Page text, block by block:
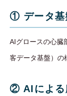
① データ基
AIグロースの心臓
客データ基盤）の
② AIによる